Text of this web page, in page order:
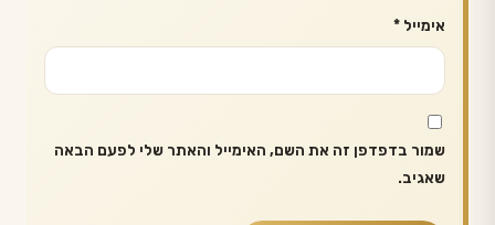
אימייל *
שמור בדפדפן זה את השם, האימייל והאתר שלי לפעם הבאה
שאגיב.